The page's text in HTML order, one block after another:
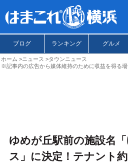
ブログ ランキング グルメ
ホーム ニュース
タウンニュース
※記事内の広告から媒体維持のために収益を得る
ゆめが丘駅前の施設名
ス」に決定！テナント